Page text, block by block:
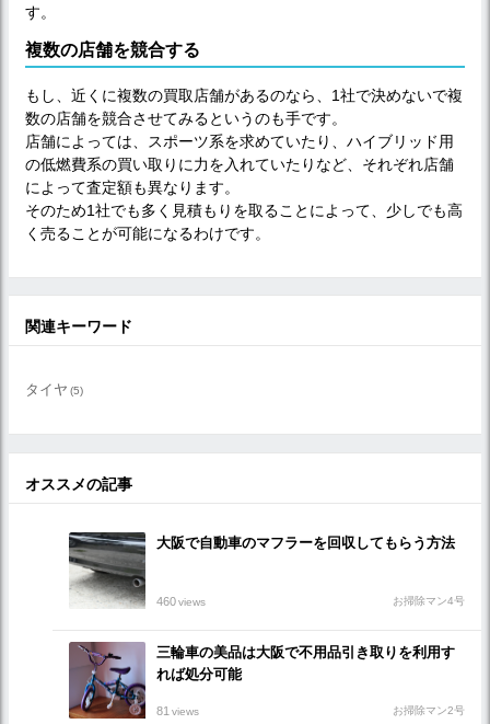
す。
複数の店舗を競合する
もし、近くに複数の買取店舗があるのなら、1社で決めないで複
数の店舗を競合させてみるというのも手です。
店舗によっては、スポーツ系を求めていたり、ハイブリッド用
の低燃費系の買い取りに力を入れていたりなど、それぞれ店舗
によって査定額も異なります。
そのため1社でも多く見積もりを取ることによって、少しでも高
く売ることが可能になるわけです。
関連キーワード
タイヤ (5)
オススメの記事
大阪で自動車のマフラーを回収してもらう方法
460views お掃除マン4号
三輪車の美品は大阪で不用品引き取りを利用す
れば処分可能
81 views お掃除マン2号